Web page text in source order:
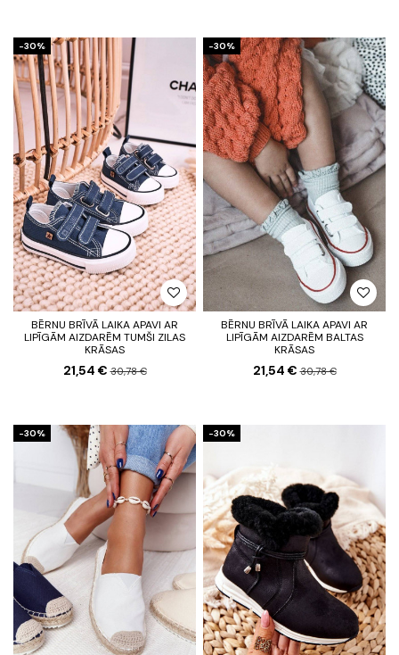
-30%
BĒRNU BRĪVĀ LAIKA APAVI AR
LIPĪGĀM AIZDARĒM TUMŠI ZILAS
KRĀSAS
21,54 €30,78 €
-30%
BĒRNU BRĪVĀ LAIKA APAVI AR
LIPĪGĀM AIZDARĒM BALTAS
KRĀSAS
21,54 €30,78 €
-30% -30%